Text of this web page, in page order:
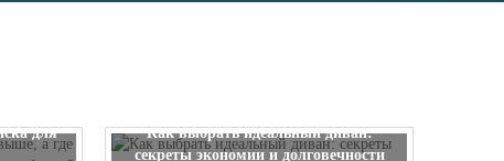
для
Как выбрать идеальный диван:
секреты экономии и долговечности